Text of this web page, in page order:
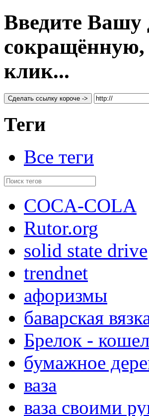
Введите Вашу
сокращённую,
клик...
Сделать ссылку короче ->
Теги
Все теги
COCA-COLA
Rutor.org
solid state drive
trendnet
афоризмы
баварская
Брелок -
бумажное
ваза
ваза своими